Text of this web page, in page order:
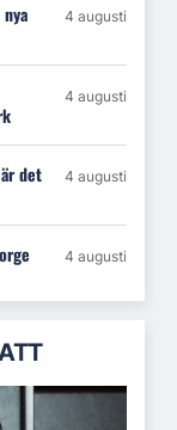
4 augusti
4 augusti
det
4 augusti
4 augusti